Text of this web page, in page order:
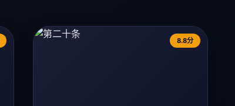
8.8分